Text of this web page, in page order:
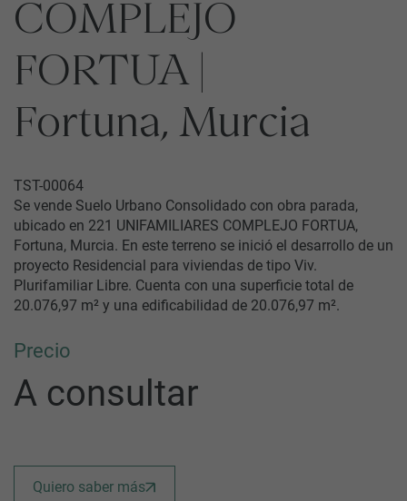
COMPLEJO
FORTUA |
Fortuna, Murcia
TST-00064
Se vende Suelo Urbano Consolidado con obra parada,
ubicado en 221 UNIFAMILIARES COMPLEJO FORTUA,
Fortuna, Murcia. En este terreno se inició el desarrollo de un
proyecto Residencial para viviendas de tipo Viv.
Plurifamiliar Libre. Cuenta con una superficie total de
20.076,97 m² y una edificabilidad de 20.076,97 m².
Precio
A consultar
Quiero saber más